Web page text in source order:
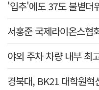
'입추'에도 37도 불볕